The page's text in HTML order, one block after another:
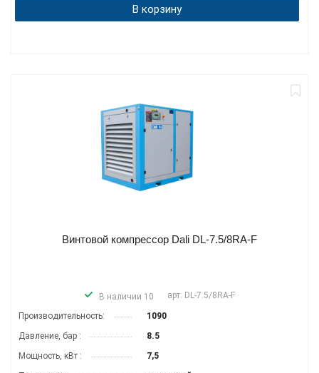
В корзину
Винтовой компрессор Dali DL-7.5/8RA-F
В наличии 10 арт. DL-7.5/8RA-F
Производитель­ность:
1090
Давление, бар :
8.5
Мощность, кВт :
7,5